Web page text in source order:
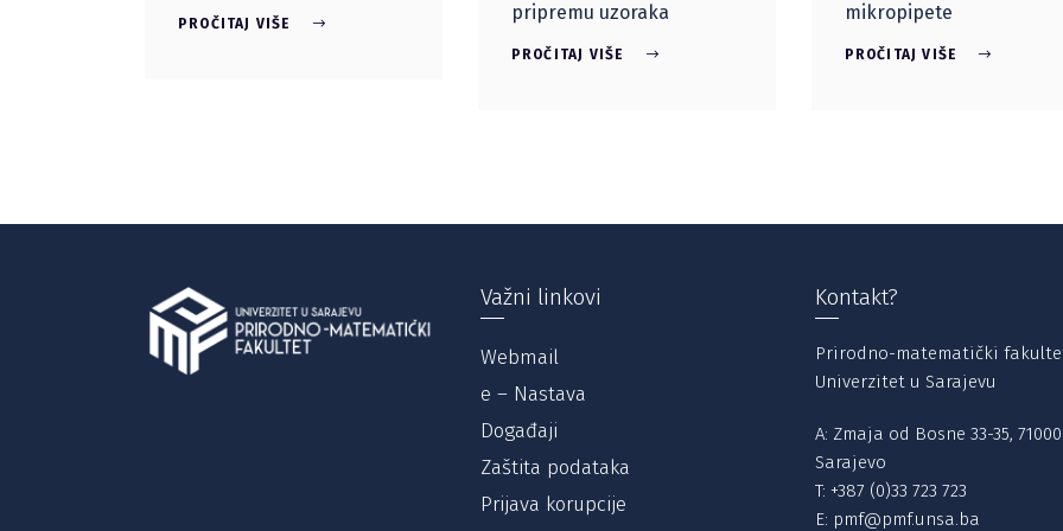
PROČITAJ VIŠE pripremu uzoraka
PROČITAJ VIŠE
mikropipete
PROČITAJ VIŠE
Važni linkovi
Webmail
e – Nastava
Događaji
Zaštita podataka
Prijava korupcije
Kontakt?
Prirodno-matematički
Univerzitet u Sarajevu
A: Zmaja od Bosne 33-35, 71000
Sarajevo
T: +387 (0)33 723 723
E: pmf@pmf.unsa.ba